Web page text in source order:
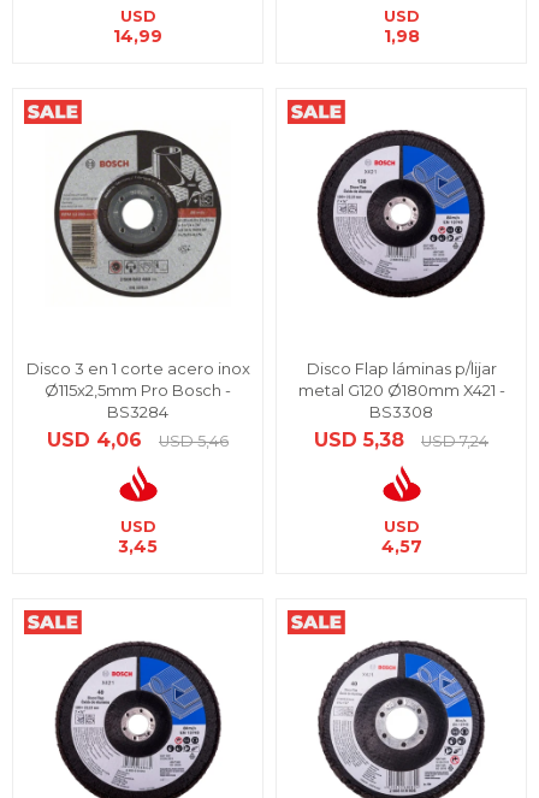
USD
14,99
USD
1,98
Disco 3 en 1 corte acero inox
Ø115x2,5mm Pro Bosch -
BS3284
USD 4,06 USD 5,46
USD
3,45
Disco Flap láminas p/lijar
metal G120 Ø180mm X421 -
BS3308
USD 5,38 USD 7,24
USD
4,57